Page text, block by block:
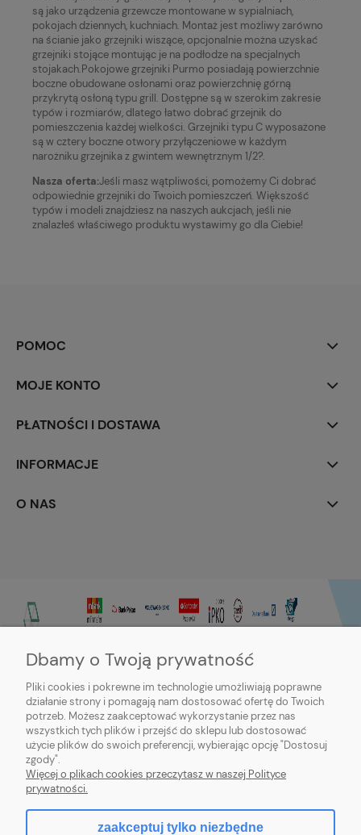
są jako urządzenia grzewcze montowane w sypialniach,
pokojach dziennych, kuchniach. Montaż jest możliwy zarówno
na ścianie jako grzejniki wiszące, opcjonalnie można uzyskać
grzejniki stojące montując je na podłodze na specjalnych
stojakach.Pokojowe grzejniki Purmo posiadają powierzchnie
boczne obudowane osłonami oraz powierzchnię górną
przykrytą osłoną typu grill. Dostępne są w szerokim zakresie
typów i rozmiarów, dlatego łatwo dobrać grzejnik do
pomieszczenia każdej wielkości. Grzejniki typu C wyposażone
są w cztery boczne otwory przyłączeniowe w każdym
narożniku grzejnika z gwintem wewnętrznym 1/2?.
Nasza oferta:Jeśli masz wątpliwości, pomożemy Ci dobrać
odpowiednie grzejniki do Twoich pomieszczeń. Większość
typów i modeli znajdziesz na naszych aukcjach, jeśli nie
znalazłeś właściwego produktu wystawimy go dla Ciebie!
POMOC
MOJE KONTO
PŁATNOŚCI I DOSTAWA
INFORMACJE
O NAS
Sklep internetowy Purmo-online | ul. Dworcowa 20c, 89-600 Chojnice |
sklep@northbud.pl|600 688 174| NIP: 5611453503 | REGON: 093113714
Dbamy o Twoją prywatność
Pliki cookies i pokrewne im technologie umożliwiają poprawne
działanie strony i pomagają nam dostosować ofertę do Twoich
potrzeb. Możesz zaakceptować wykorzystanie przez nas
wszystkich tych plików i przejść do sklepu lub dostosować
użycie plików do swoich preferencji, wybierając opcję "Dostosuj
zgody".
Więcej o plikach cookies przeczytasz w naszej Polityce
prywatności.
zaakceptuj tylko niezbędne